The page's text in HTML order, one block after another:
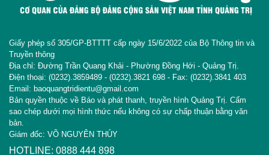
Giấy phép số 305/GP-BTTTT cấp ngày 15/6/2022 của Bộ Thông tin và
Truyền thông
Địa chỉ: Đường Trần Quang Khải - Phường Đồng Hới - Quảng Trị.
Điện thoại: (0232).3859489 - (0232).3821 698 - Fax: (0232).3841 403
Email: baoquangtridientu@gmail.com
Bản quyền thuộc về Báo và phát thanh, truyền hình Quảng Trị. Cấm
sao chép dưới mọi hình thức nếu không có sự chấp thuận bằng văn
bản.
Giám đốc: VÕ NGUYÊN THỦY
HOTLINE: 0888 444 898